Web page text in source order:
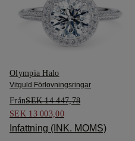
Olympia Halo
Vitguld Förlovningsringar
FrånSEK 14 447,78
SEK 13 003,00
Infattning (INK. MOMS)